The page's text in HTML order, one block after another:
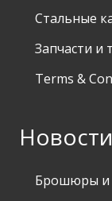
Стальные
Запчасти и
Terms &
Новости
Брошюры и